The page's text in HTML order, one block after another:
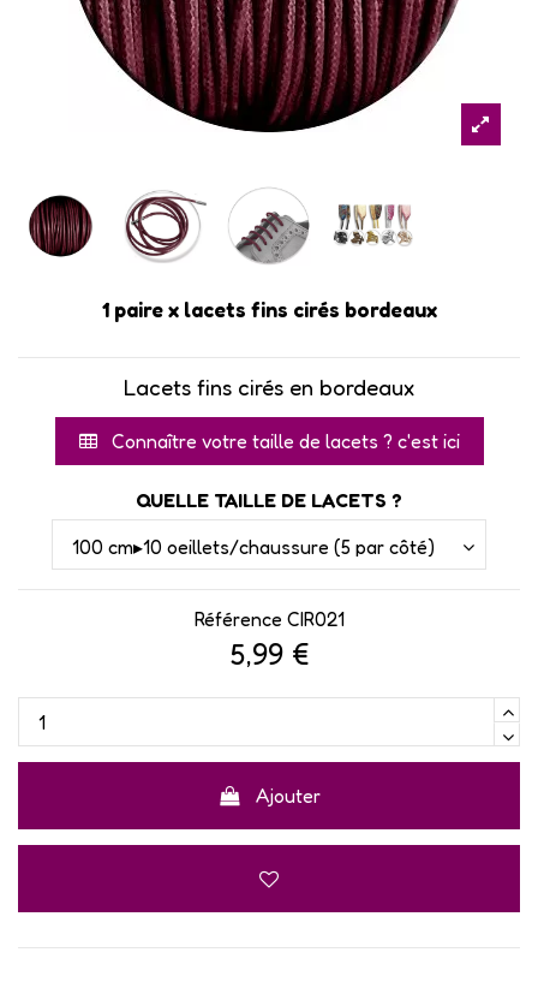
1 paire x lacets fins cirés bordeaux
Lacets fins cirés en bordeaux
Connaître votre taille de lacets ? c'est ici
QUELLE TAILLE DE LACETS ?
Référence CIR021
5,99 €
Ajouter